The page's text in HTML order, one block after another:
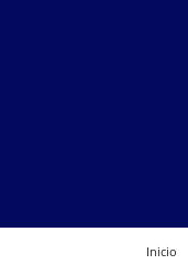
Inicio